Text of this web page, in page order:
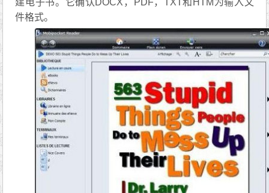
建电子书。它确认DOCX，PDF，TXT和HTM为输入文
件格式。